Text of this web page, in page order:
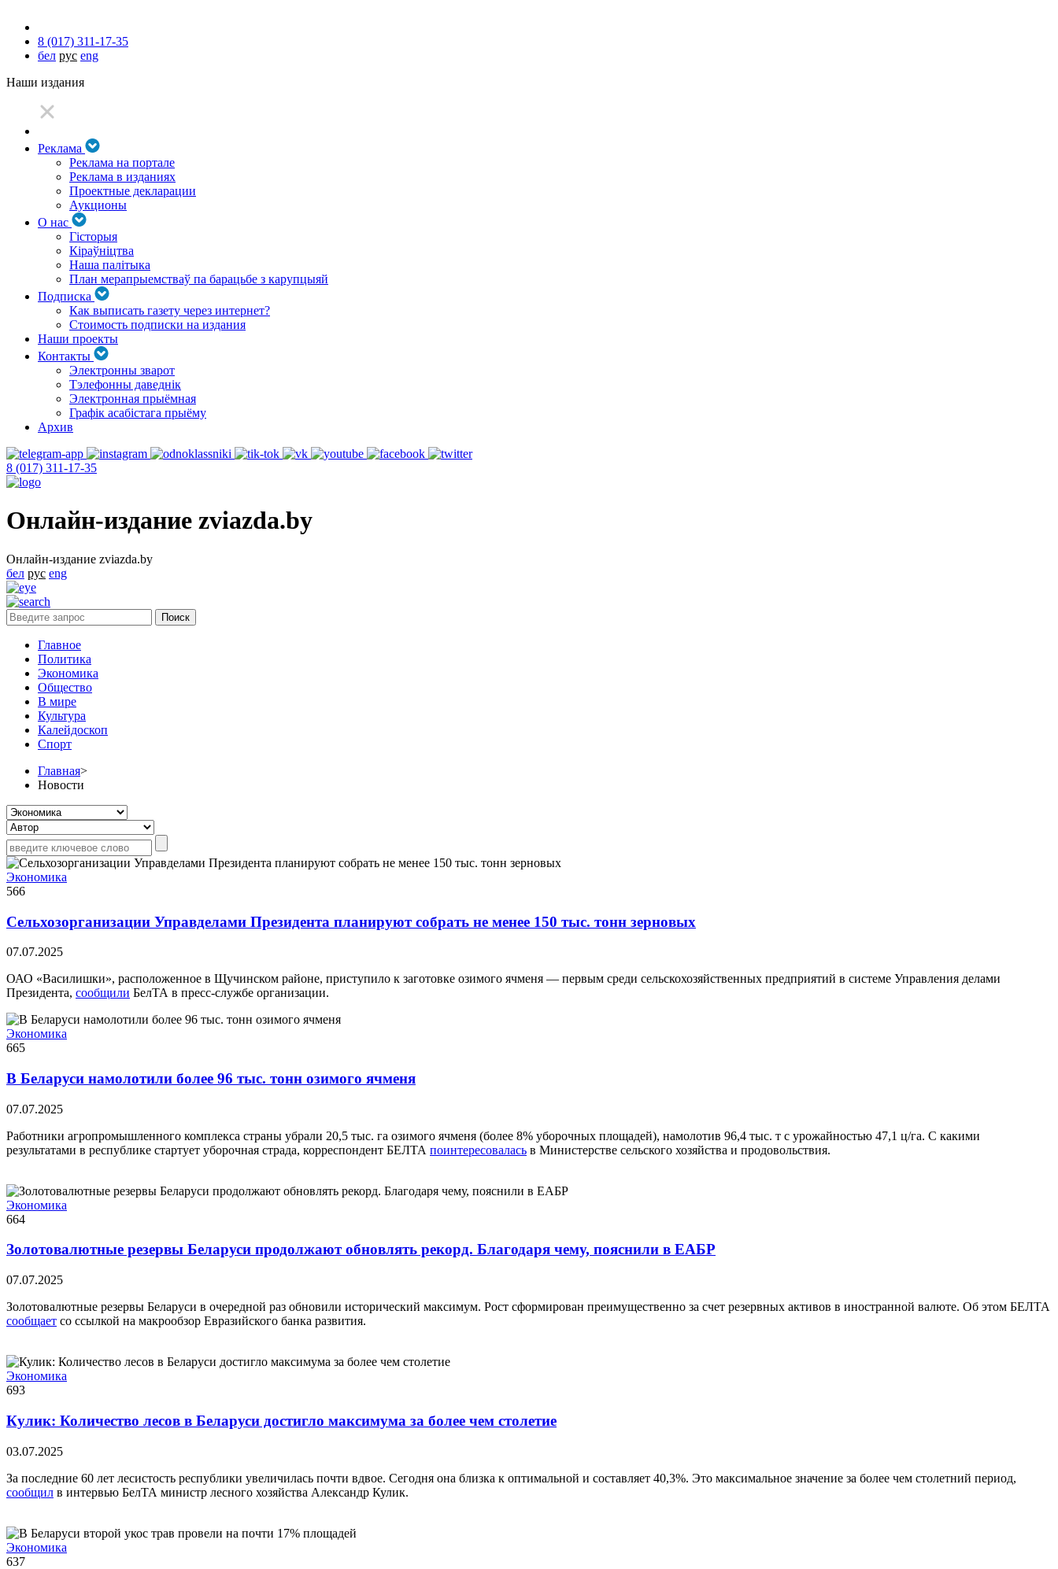
8 (017) 311-17-35
бел рус eng
Наши издания
Реклама
Реклама на портале
Реклама в изданиях
Проектные декларации
Аукционы
О нас
Гісторыя
Кіраўніцтва
Наша палітыка
План мерапрыемстваў па барацьбе з карупцыяй
Подписка
Как выписать газету через интернет?
Стоимость подписки на издания
Наши проекты
Контакты
Электронны зварот
Тэлефонны даведнік
Электронная прыёмная
Графік асабістага прыёму
Архив
8 (017) 311-17-35
Онлайн-издание zviazda.by
Онлайн-издание zviazda.by
бел рус eng
Главное
Политика
Экономика
Общество
В мире
Культура
Калейдоскоп
Спорт
Главная>
Новости
Экономика
566
Сельхозорганизации Управделами Президента планируют собрать не менее 150 тыс. тонн зерновых
07.07.2025
ОАО «Василишки», расположенное в Щучинском районе, приступило к заготовке озимого ячменя — первым среди сельскохозяйственных предприятий в системе Управления делами
Президента, сообщили БелТА в пресс-службе организации.
Экономика
665
В Беларуси намолотили более 96 тыс. тонн озимого ячменя
07.07.2025
Работники агропромышленного комплекса страны убрали 20,5 тыс. га озимого ячменя (более 8% уборочных площадей), намолотив 96,4 тыс. т с урожайностью 47,1 ц/га. С какими
результатами в республике стартует уборочная страда, корреспондент БЕЛТА поинтересовалась в Министерстве сельского хозяйства и продовольствия.
Экономика
664
Золотовалютные резервы Беларуси продолжают обновлять рекорд. Благодаря чему, пояснили в ЕАБР
07.07.2025
Золотовалютные резервы Беларуси в очередной раз обновили исторический максимум. Рост сформирован преимущественно за счет резервных активов в иностранной валюте. Об этом БЕЛТА
сообщает со ссылкой на макрообзор Евразийского банка развития.
Экономика
693
Кулик: Количество лесов в Беларуси достигло максимума за более чем столетие
03.07.2025
За последние 60 лет лесистость республики увеличилась почти вдвое. Сегодня она близка к оптимальной и составляет 40,3%. Это максимальное значение за более чем столетний период,
сообщил в интервью БелТА министр лесного хозяйства Александр Кулик.
Экономика
637